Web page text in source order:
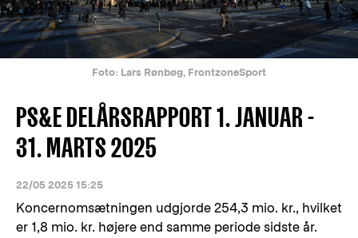
Foto: Lars Rønbøg, FrontzoneSport
PS&E DELÅRSRAPPORT 1. JANUAR -
31. MARTS 2025
22/05 2025 15:25
Koncernomsætningen udgjorde 254,3 mio. kr., hvilket
er 1,8 mio. kr. højere end samme periode sidste år.